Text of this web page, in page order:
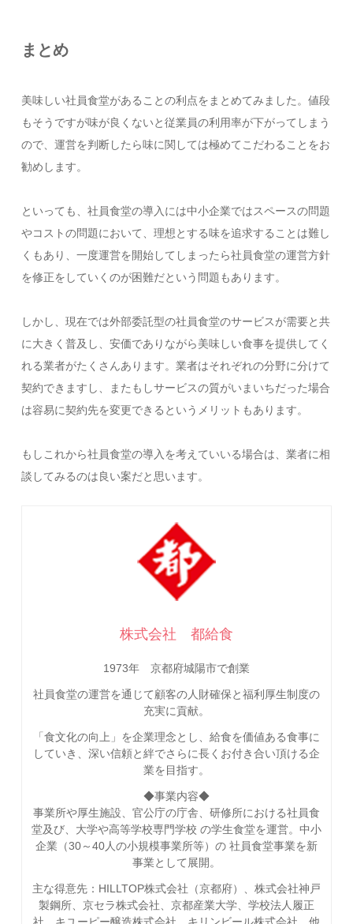
まとめ
美味しい社員食堂があることの利点をまとめてみました。値段
もそうですが味が良くないと従業員の利用率が下がってしまう
ので、運営を判断したら味に関しては極めてこだわることをお
勧めします。
といっても、社員食堂の導入には中小企業ではスペースの問題
やコストの問題において、理想とする味を追求することは難し
くもあり、一度運営を開始してしまったら社員食堂の運営方針
を修正をしていくのが困難だという問題もあります。
しかし、現在では外部委託型の社員食堂のサービスが需要と共
に大きく普及し、安価でありながら美味しい食事を提供してく
れる業者がたくさんあります。業者はそれぞれの分野に分けて
契約できますし、またもしサービスの質がいまいちだった場合
は容易に契約先を変更できるというメリットもあります。
もしこれから社員食堂の導入を考えていいる場合は、業者に相
談してみるのは良い案だと思います。
株式会社 都給食
1973年 京都府城陽市で創業
社員食堂の運営を通じて顧客の人財確保と福利厚生制度の
充実に貢献。
「食文化の向上」を企業理念とし、給食を価値ある食事に
していき、深い信頼と絆でさらに長くお付き合い頂ける企
業を目指す。
◆事業内容◆
事業所や厚生施設、官公庁の庁舎、研修所における社員食
堂及び、大学や高等学校専門学校 の学生食堂を運営。中小
企業（30～40人の小規模事業所等）の 社員食堂事業を新
事業として展開。
主な得意先：HILLTOP株式会社（京都府）、株式会社神戸
製鋼所、京セラ株式会社、京都産業大学、学校法人履正
社、キユーピー醸造株式会社、キリンビール株式会社、他